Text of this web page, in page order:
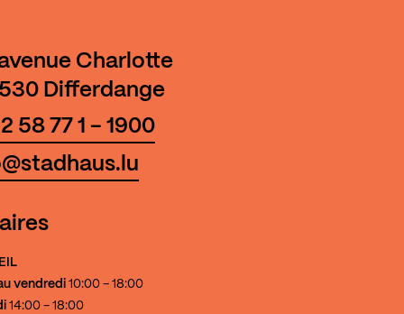
Charlotte
Differdange
58 77 1 - 1900
vendredi 10:00 - 18:00
14:00 - 18:00